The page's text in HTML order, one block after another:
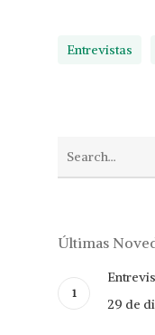
Entrevistas
Últimas
29 de